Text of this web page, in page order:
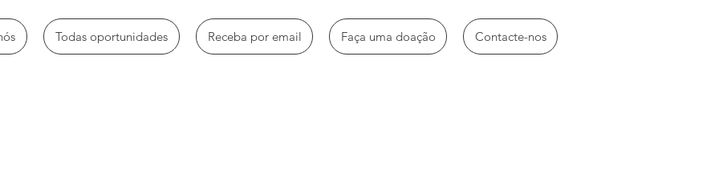
Todas oportunidades Receba por email Faça uma doação Contacte-nos